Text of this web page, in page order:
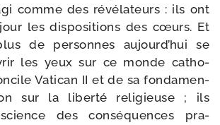
comme des révé­la­teurs : ils ont
les dis­po­si­tions des cœurs. Et
de per­sonnes aujourd’hui se
les yeux sur ce monde catho­
Vatican II et de sa fon­da­men­
sur la liber­té reli­gieuse ; ils
des consé­quences pra­